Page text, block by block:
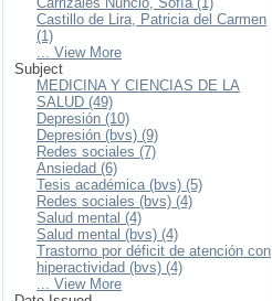
Castillo de Lira, Patricia del Carmen
(1)
... View More
Subject
MEDICINA Y CIENCIAS DE LA
SALUD (49)
Depresión (10)
Depresión (bvs) (9)
Redes sociales (7)
Ansiedad (6)
Tesis académica (bvs) (5)
Redes sociales (bvs) (4)
Salud mental (4)
Salud mental (bvs) (4)
Trastorno por déficit de atención con
hiperactividad (bvs) (4)
... View More